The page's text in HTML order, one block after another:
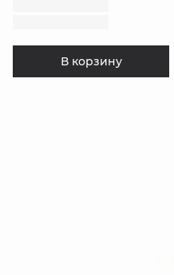
В корзину